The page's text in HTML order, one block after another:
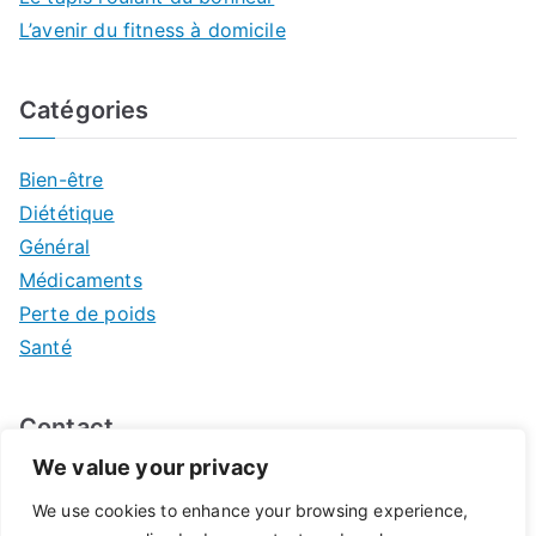
We value your privacy
We use cookies to enhance your browsing experience,
L’avenir du fitness à domicile
Catégories
Bien-être
Diététique
Général
Médicaments
Perte de poids
Santé
Contact